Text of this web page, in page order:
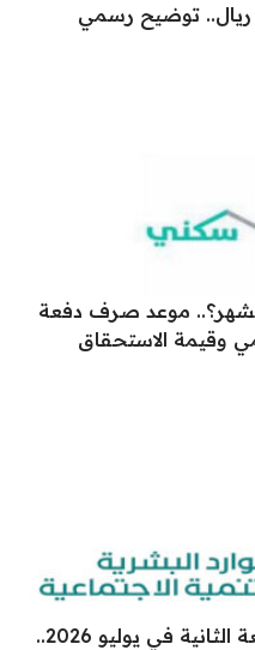
الاجتماعي والمتقاعدين 1000 ريال.. توضيح رسمي
موعد صرف دفعة
الرسمي وقيمة الاستحقاق
صرف رواتب المتقاعدين الدفعة الثانية في يوليو 2026..